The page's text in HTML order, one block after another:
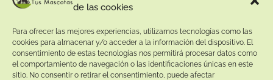
de las cookies
Para ofrecer las mejores experiencias, utilizamos tecnologías como las
cookies para almacenar y/o acceder a la información del dispositivo. El
consentimiento de estas tecnologías nos permitirá procesar datos como
el comportamiento de navegación o las identificaciones únicas en este
sitio. No consentir o retirar el consentimiento, puede afectar